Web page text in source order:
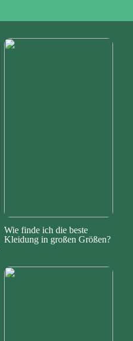
Wie finde ich die beste
Kleidung in großen Größen?